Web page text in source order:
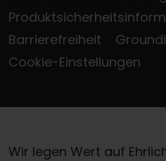
Barrierefreiheit
Cookie-Einstellungen
Wir legen Wert auf